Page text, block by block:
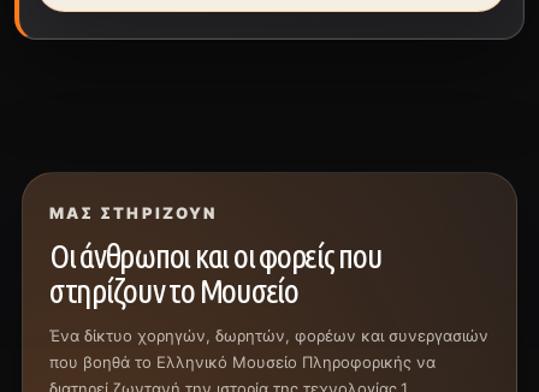
ΜΑΣ ΣΤΗΡΊΖΟΥΝ
Οι άνθρωποι και οι φορείς που
στηρίζουν το Μουσείο
Ένα δίκτυο χορηγών, δωρητών, φορέων και συνεργασιών
που βοηθά το Ελληνικό Μουσείο Πληροφορικής να